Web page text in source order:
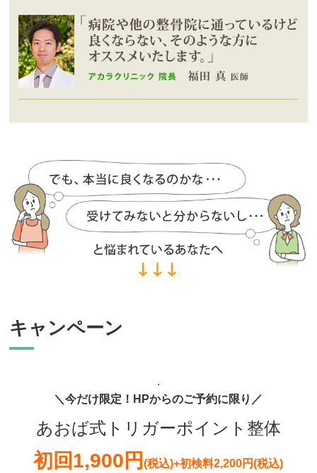
キャンペーン
.
＼今だけ限定！HPからのご予約に限り／
あおば式トリガーポイント整体
初回1,900円(税込)+初検料2,200円(税込)